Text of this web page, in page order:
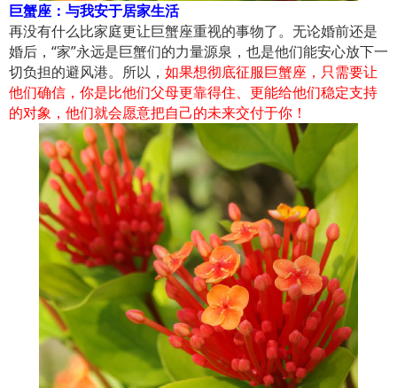
巨蟹座：与我安于居家生活
再没有什么比家庭更让巨蟹座重视的事物了。无论婚前还是
婚后，“家”永远是巨蟹们的力量源泉，也是他们能安心放下一
切负担的避风港。所以， 如果想彻底征服巨蟹座，只需要让
他们确信，你是比他们父母更靠得住、更能给他们稳定支持
的对象，他们就会愿意把自己的未来交付于你！